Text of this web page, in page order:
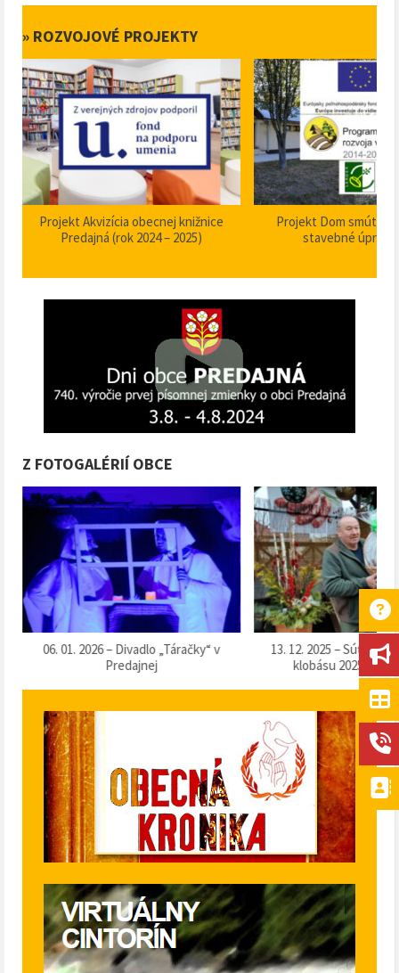
» ROZVOJOVÉ PROJEKTY
Projekt Akvizícia obecnej knižnice
Predajná (rok 2024 – 2025)
Projekt Dom smútku
stavebné úpravy
Z FOTOGALÉRIÍ OBCE
06. 01. 2026 – Divadlo „Táračky“ v
Predajnej
13. 12. 2025 – Súťaž o
klobásu 2025“ v